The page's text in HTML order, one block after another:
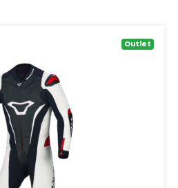
Outlet